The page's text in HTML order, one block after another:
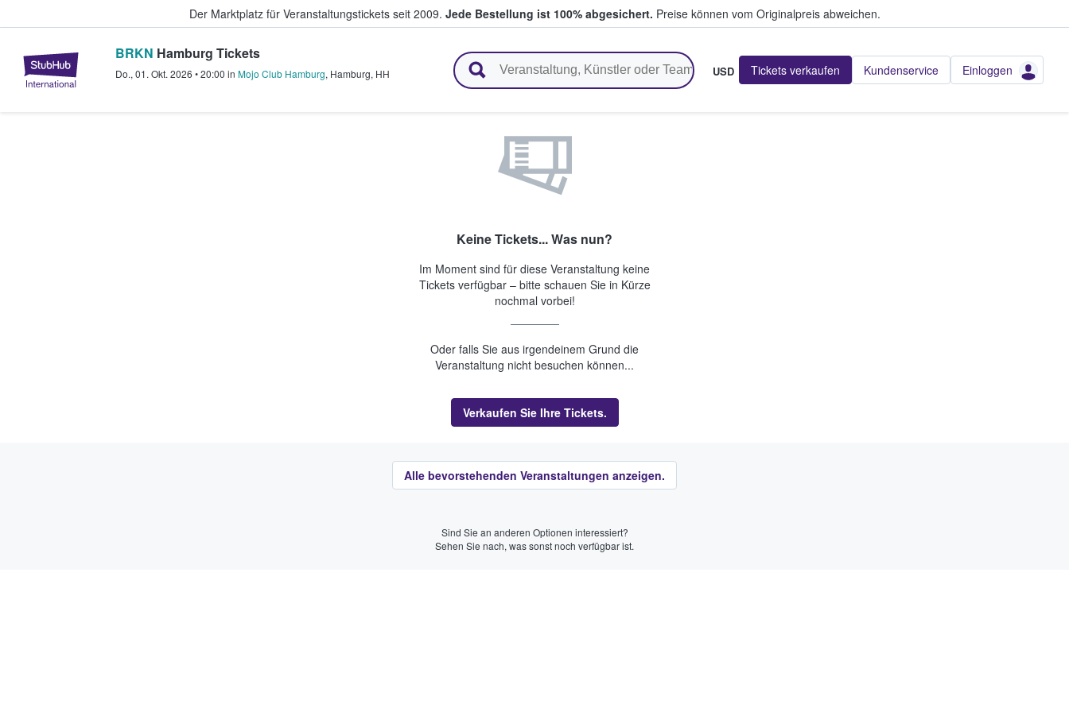
Der Marktplatz für Veranstaltungstickets seit 2009. Jede Bestellung ist 100% abgesichert. Preise können vom Originalpreis abweichen.
StubHub - Wo Fans Tickets kaufen & verkaufen
BRKN Hamburg Tickets
Do., 01. Okt. 2026 •20:00 in Mojo Club Hamburg, Hamburg, HH USD Tickets verkaufen Kundenservice Einloggen
Keine Tickets... Was nun?
Im Moment sind für diese Veranstaltung keine
Tickets verfügbar – bitte schauen Sie in Kürze
nochmal vorbei!
Oder falls Sie aus irgendeinem Grund die
Veranstaltung nicht besuchen können...
Verkaufen Sie Ihre Tickets.
Alle bevorstehenden Veranstaltungen anzeigen.
Sind Sie an anderen Optionen interessiert?
Sehen Sie nach, was sonst noch verfügbar ist.